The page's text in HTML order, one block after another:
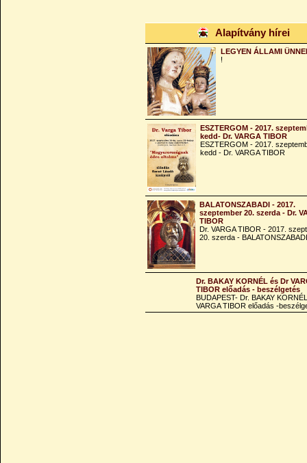
Alapítvány hírei
LEGYEN ÁLLAMI
!
ESZTERGOM - 2017.
kedd- Dr. VARGA TIBOR
ESZTERGOM - 2017.
kedd - Dr. VARGA TIBOR
BALATONSZABADI - 2017.
szeptember 20. szerda - Dr.
TIBOR
Dr. VARGA TIBOR - 2017.
20. szerda - BALATONSZABADI
Dr. BAKAY KORNÉL és Dr
TIBOR előadás - beszélgetés
BUDAPEST- Dr. BAKAY
VARGA TIBOR előadás -